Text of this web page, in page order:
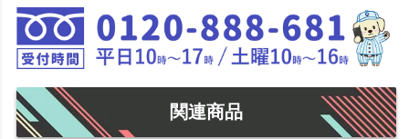
関連商品